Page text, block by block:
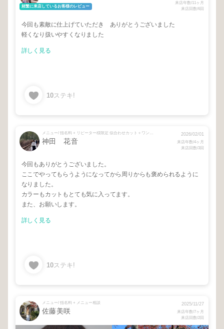
頻繁に来店しているお客様のレビュー
来店年数/11ヶ月
来店回数/6回
今回も素敵に仕上げていただき ありがとうございました
軽くなり扱いやすくなりました
詳しく見る
10ステキ!
メニュー/ 指名料 + リピーター様限定 似合わせカット＋ワンカラー＋プレミアムトリートメント
神田 花音
2026/02/01
来店年数/4ヶ月
来店回数/3回
今回もありがとうございました。
ここでやってもらうようになってから周りからも褒められるように
なりました。
カラーもカットもとても気に入ってます。
また、お願いします。
詳しく見る
10ステキ!
メニュー/ 指名料 + メニュー相談
佐藤美咲
2025/11/27
来店年数/7ヶ月
来店回数/2回